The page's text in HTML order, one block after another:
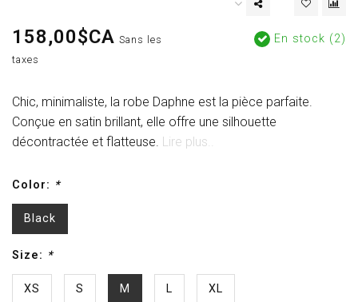
158,00$CA Sans les
taxes
En stock (2)
Chic, minimaliste, la robe Daphne est la pièce parfaite.
Conçue en satin brillant, elle offre une silhouette
décontractée et flatteuse. Lire plus..
Color: *
Black
Size: *
XS S M L XL